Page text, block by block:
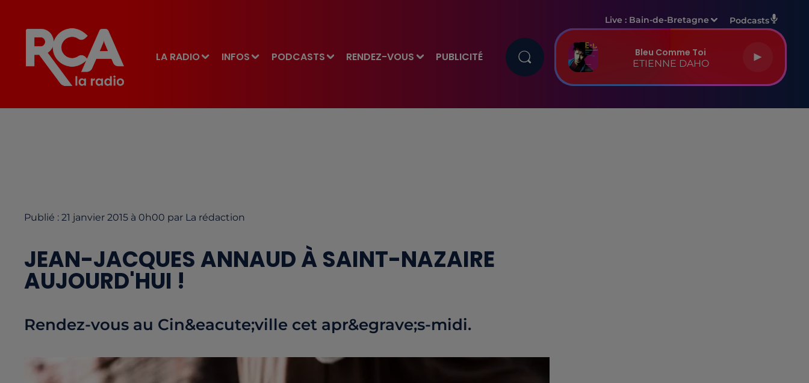
LA RADIO INFOS PODCASTS RENDEZ-VOUS PUBLICITÉ
Live : Bain-de-Bretagne Podcasts
Bleu Comme Toi
ETIENNE DAHO
Publié : 21 janvier 2015 à 0h00 par La rédaction
JEAN-JACQUES ANNAUD À SAINT-NAZAIRE
AUJOURD'HUI !
Rendez-vous au Cin&eacute;ville cet apr&egrave;s-midi.